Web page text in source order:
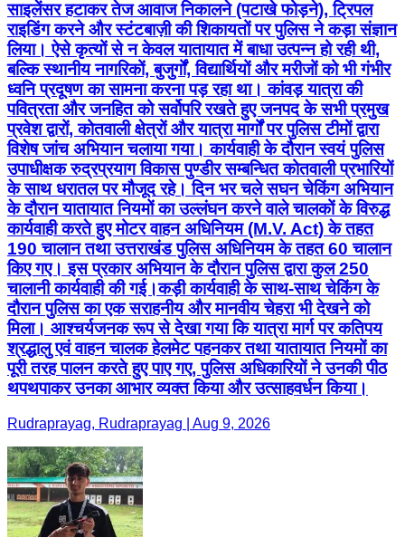
साइलेंसर हटाकर तेज आवाज निकालने (पटाखे फोड़ने), ट्रिपल
राइडिंग करने और स्टंटबाज़ी की शिकायतों पर पुलिस ने कड़ा संज्ञान
लिया। ऐसे कृत्यों से न केवल यातायात में बाधा उत्पन्न हो रही थी,
बल्कि स्थानीय नागरिकों, बुजुर्गों, विद्यार्थियों और मरीजों को भी गंभीर
ध्वनि प्रदूषण का सामना करना पड़ रहा था। ​कांवड़ यात्रा की
पवित्रता और जनहित को सर्वोपरि रखते हुए जनपद के सभी प्रमुख
प्रवेश द्वारों, कोतवाली क्षेत्रों और यात्रा मार्गों पर पुलिस टीमों द्वारा
विशेष जांच अभियान चलाया गया। कार्यवाही के दौरान स्वयं पुलिस
उपाधीक्षक रुद्रप्रयाग विकास पुण्डीर सम्बन्धित कोतवाली प्रभारियों
के साथ धरातल पर मौजूद रहे। दिन भर चले सघन ​चेकिंग अभियान
के दौरान यातायात नियमों का उल्लंघन करने वाले चालकों के विरुद्ध
कार्यवाही करते हुए मोटर वाहन अधिनियम (M.V. Act) के तहत
190 चालान तथा उत्तराखंड पुलिस अधिनियम के तहत 60 चालान
किए गए। इस प्रकार अभियान के दौरान पुलिस द्वारा कुल 250
चालानी कार्यवाही की गई। ​ ​कड़ी कार्यवाही के साथ-साथ चेकिंग के
दौरान पुलिस का एक सराहनीय और मानवीय चेहरा भी देखने को
मिला। आश्चर्यजनक रूप से देखा गया कि यात्रा मार्ग पर कतिपय
श्रद्धालु एवं वाहन चालक हेलमेट पहनकर तथा यातायात नियमों का
पूरी तरह पालन करते हुए पाए गए, पुलिस अधिकारियों ने उनकी पीठ
थपथपाकर उनका आभार व्यक्त किया और उत्साहवर्धन किया।
Rudraprayag, Rudraprayag | Aug 9, 2026